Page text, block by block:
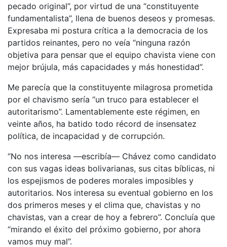
pecado original”, por virtud de una “constituyente
fundamentalista”, llena de buenos deseos y promesas.
Expresaba mi postura crítica a la democracia de los
partidos reinantes, pero no veía “ninguna razón
objetiva para pensar que el equipo chavista viene con
mejor brújula, más capacidades y más honestidad”.
Me parecía que la constituyente milagrosa prometida
por el chavismo sería “un truco para establecer el
autoritarismo”. Lamentablemente este régimen, en
veinte años, ha batido todo récord de insensatez
política, de incapacidad y de corrupción.
“No nos interesa —escribía— Chávez como candidato
con sus vagas ideas bolivarianas, sus citas bíblicas, ni
los espejismos de poderes morales imposibles y
autoritarios. Nos interesa su eventual gobierno en los
dos primeros meses y el clima que, chavistas y no
chavistas, van a crear de hoy a febrero”. Concluía que
“mirando el éxito del próximo gobierno, por ahora
vamos muy mal”.